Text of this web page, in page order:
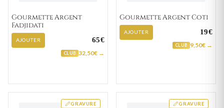
Gourmette Argent
Fadjidati
AJOUTER 65€
CLUB 32,50€ →
Gourmette Argent Coti
AJOUTER 19€
CLUB 9,50€ →
GRAVURE GRAVURE